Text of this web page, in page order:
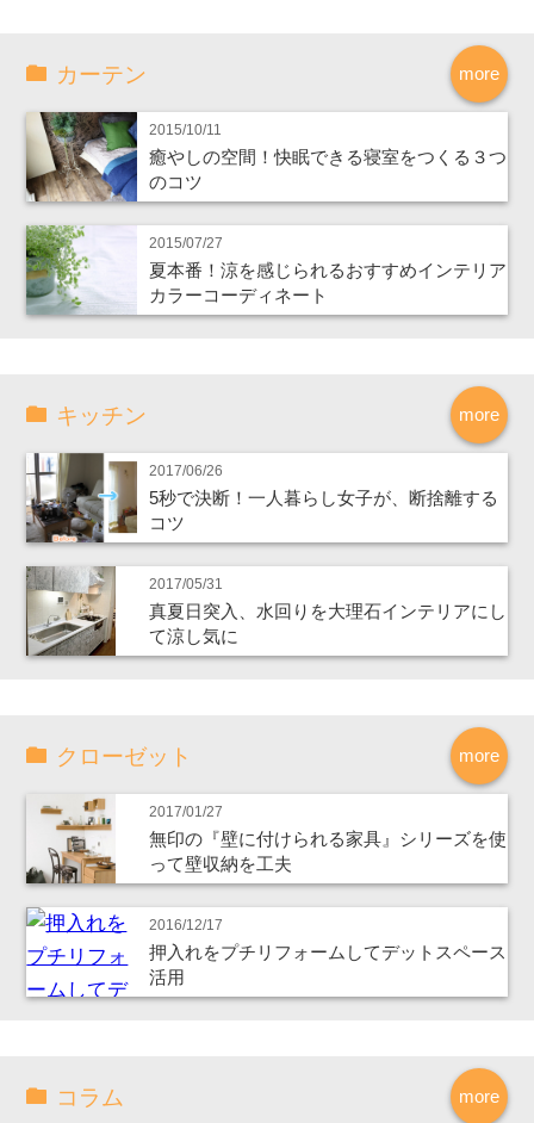
more
カーテン
2015/10/11
癒やしの空間！快眠できる寝室をつくる３つ
のコツ
2015/07/27
夏本番！涼を感じられるおすすめインテリア
カラーコーディネート
more
キッチン
2017/06/26
5秒で決断！一人暮らし女子が、断捨離する
コツ
2017/05/31
真夏日突入、水回りを大理石インテリアにし
て涼し気に
more
クローゼット
2017/01/27
無印の『壁に付けられる家具』シリーズを使
って壁収納を工夫
2016/12/17
押入れをプチリフォームしてデットスペース
活用
more
コラム